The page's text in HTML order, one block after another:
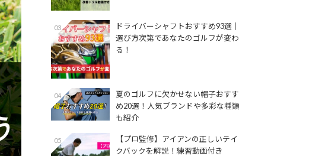
03
ドライバーシャフトおすすめ93選│
選び方次第であなたのゴルフが変わ
る！
04
夏のゴルフに欠かせない帽子おすす
め20選！人気ブランドや多彩な種類
も紹介
05
【プロ監修】アイアンの正しいテイ
クバックを解説！練習動画付き